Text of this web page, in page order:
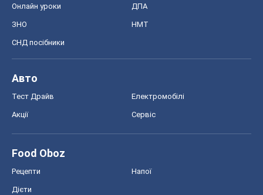
Онлайн уроки ДПА
ЗНО НМТ
СНД посібники
Авто
Тест Драйв Електромобілі
Акції Сервіс
Food Oboz
Рецепти Напої
Дієти